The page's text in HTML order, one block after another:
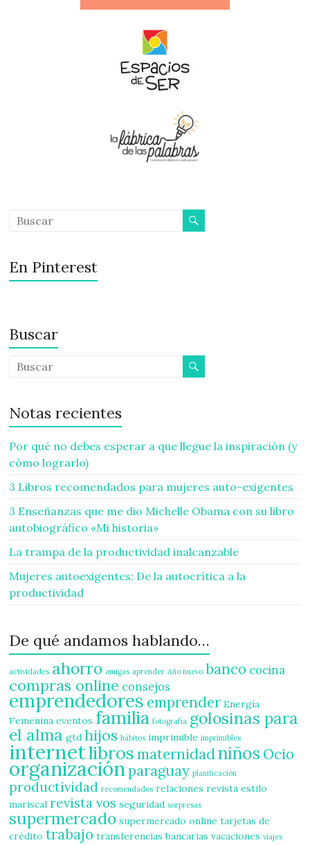
En Pinterest
Buscar
Notas recientes
Por qué no debes esperar a que llegue la inspiración (y
cómo lograrlo)
3 Libros recomendados para mujeres auto-exigentes
3 Enseñanzas que me dio Michelle Obama con su libro
autobiográfico «Mi historia»
La trampa de la productividad inalcanzable
Mujeres autoexigentes: De la autocrítica a la
productividad
De qué andamos hablando…
actividades ahorro amigas aprender Año nuevo banco cocina
compras online consejos
emprendedores emprender Energía
Femenina eventos familia fotografía golosinas para
el alma gtd hijos hábitos imprimible imprimibles
internetlibros maternidadniños Ocio
organizaciónparaguay planificación
productividad recomendados relaciones revista estilo
mariscal revista vos seguridad sorpresas
supermercado supermercado online tarjetas de
crédito trabajo transferencias bancarias vacaciones viajes